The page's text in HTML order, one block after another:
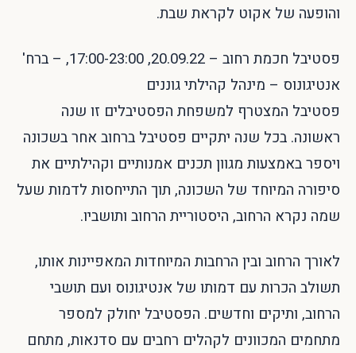
והופעה של אקוט לקראת שבת.
פסטיבל חכמת רחוב – 20.09.22, 17:00-23:00, – ברח'
אנטיגונוס – מינהל קהילתי גוננים
פסטיבל המצטרף למשפחת הפסטיבלים זו שנה
ראשונה. בכל שנה יתקיים פסטיבל ברחוב אחר בשכונה
ויספר באמצעות מגוון תכנים אמנותיים וקהילתיים את
סיפורה המיוחד של השכונה, תוך התייחסות לדמות שעל
שמה נקרא הרחוב, היסטוריית הרחוב ותושביו.
לאורך הרחוב ובין הרחבות המיוחדות המאפיינות אותו,
תשולב הכרות עם דמותו של אנטיגונוס ועם תושבי
הרחוב, ותיקים וחדשים. הפסטיבל יחולק למספר
מתחמים המכוונים לקהלים רחבים עם סדנאות, מתחם